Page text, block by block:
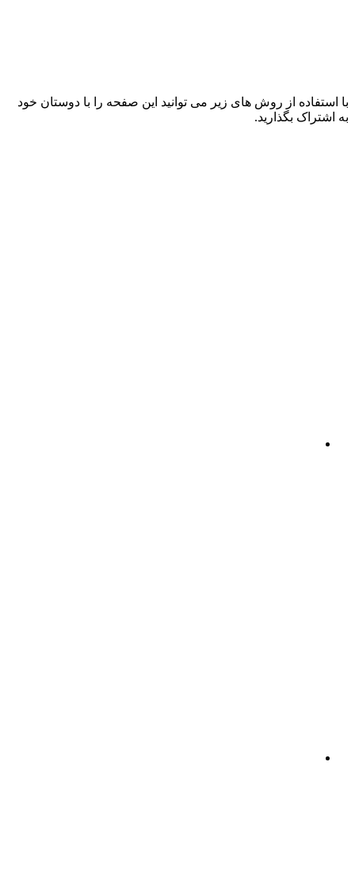
با استفاده از روش های زیر می توانید این صفحه را با دوستان خود
به اشتراک بگذارید.